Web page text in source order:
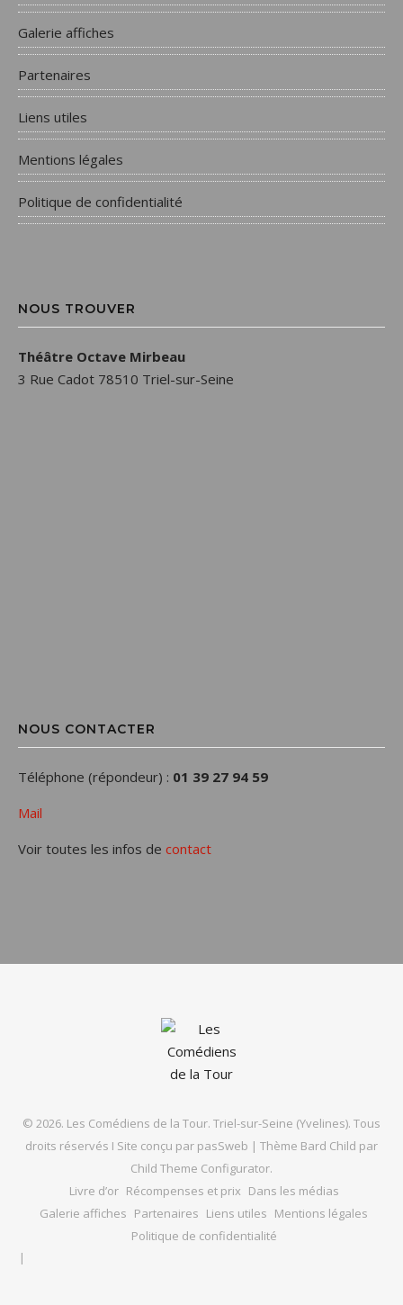
Galerie affiches
Partenaires
Liens utiles
Mentions légales
Politique de confidentialité
NOUS TROUVER
Théâtre Octave Mirbeau
3 Rue Cadot 78510 Triel-sur-Seine
NOUS CONTACTER
Téléphone (répondeur) : 01 39 27 94 59
Mail
Voir toutes les infos de contact
© 2026. Les Comédiens de la Tour. Triel-sur-Seine (Yvelines). Tous
droits réservés I Site conçu par pasSweb | Thème Bard Child par
Child Theme Configurator.
Livre d’or Récompenses et prix Dans les médias
Galerie affiches Partenaires Liens utiles Mentions légales
Politique de confidentialité